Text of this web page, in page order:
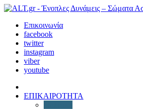
Επικοινωνία
facebook
twitter
instagram
viber
youtube
ΕΠΙΚΑΙΡΟΤΗΤΑ